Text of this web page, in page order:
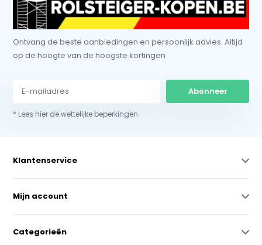
Ontvang de beste aanbiedingen en persoonlijk advies. Altijd
op de hoogte van de hoogste kortingen
Abonneer
* Lees hier de wettelijke beperkingen
Klantenservice
Mijn account
Categorieën